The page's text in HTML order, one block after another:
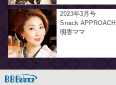
2023年3月号
Snack APPROACH
明香ママ